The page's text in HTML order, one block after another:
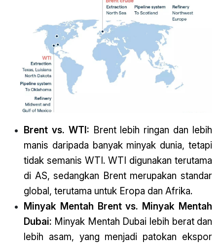
Brent vs. WTI: Brent lebih ringan dan lebih
manis daripada banyak minyak dunia, tetapi
tidak semanis WTI. WTI digunakan terutama
di AS, sedangkan Brent merupakan standar
global, terutama untuk Eropa dan Afrika.
Minyak Mentah Brent vs. Minyak Mentah
Dubai: Minyak Mentah Dubai lebih berat dan
lebih asam, yang menjadi patokan ekspor